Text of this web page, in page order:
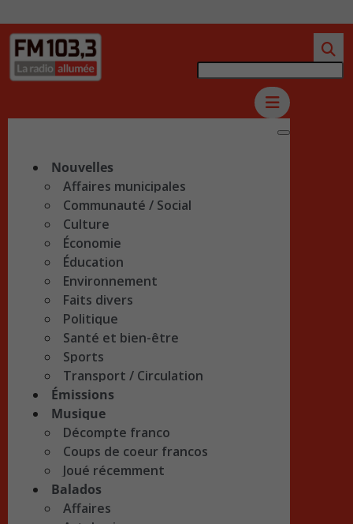
Nouvelles
Affaires municipales
Communauté / Social
Culture
Économie
Éducation
Environnement
Faits divers
Politique
Santé et bien-être
Sports
Transport / Circulation
Émissions
Musique
Décompte franco
Coups de coeur francos
Joué récemment
Balados
Affaires